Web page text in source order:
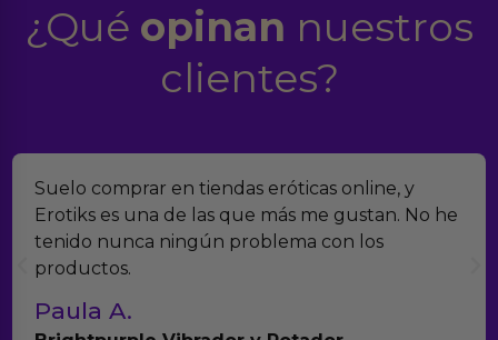
¿Qué opinan nuestros
clientes?
Suelo comprar en tiendas eróticas online, y
Erotiks es una de las que más me gustan. No he
tenido nunca ningún problema con los
productos.
Paula A.